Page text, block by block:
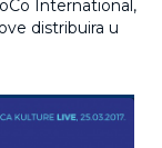
International,
distribuira u